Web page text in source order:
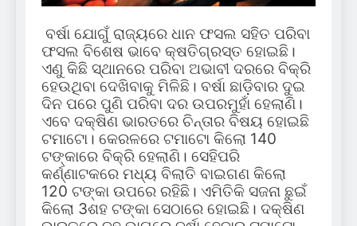
ବର୍ଷା ଯୋଗୁଁ ରାଜ୍ୟରେ ଧାନ ଫସଲ ସହିତ ପରିବା
ଫସଲ ବିଶେଷ ଭାବେ କ୍ଷତିଗ୍ରସ୍ତ ହୋଇଛି।
ଏଣୁ କିଛି ସ୍ଥାନରେ ପରିବା ଅଭାବୀ ଦରରେ ବିକ୍ରି
ହେଉଥିବା ଦେଖିବାକୁ ମିଳିଛି। ବର୍ଷା ଛାଡ଼ିବାର ଦୁଇ
ଦିନ ପରେ ପୁଣି ପରିବା ଦର ଉପରମୁହାଁ ହେଲାଣି।
ଏବେ ଦକ୍ଷିଣ ଭାରତରେ ଚିନ୍ତାର ବିଷୟ ହୋଇଛି
ଟମାଟୋ। କେରଳରେ ଟମାଟୋ କିଲୋ 140
ଟଙ୍କାରେ ବିକ୍ରି ହେଲାଣି। ସେହିପରି
କର୍ଣ୍ଣାଟକରେ ମଧ୍ୟ ବିଲାତି ବାଇଗଣ କିଲୋ
120 ଟଙ୍କା ଉପରେ ରହିଛି। ଏମିତିକି ସଜନା ଛୁଇଁ
କିଲୋ 3ଶହ ଟଙ୍କା ସେଠାରେ ହୋଇଛି। ଦକ୍ଷିଣ